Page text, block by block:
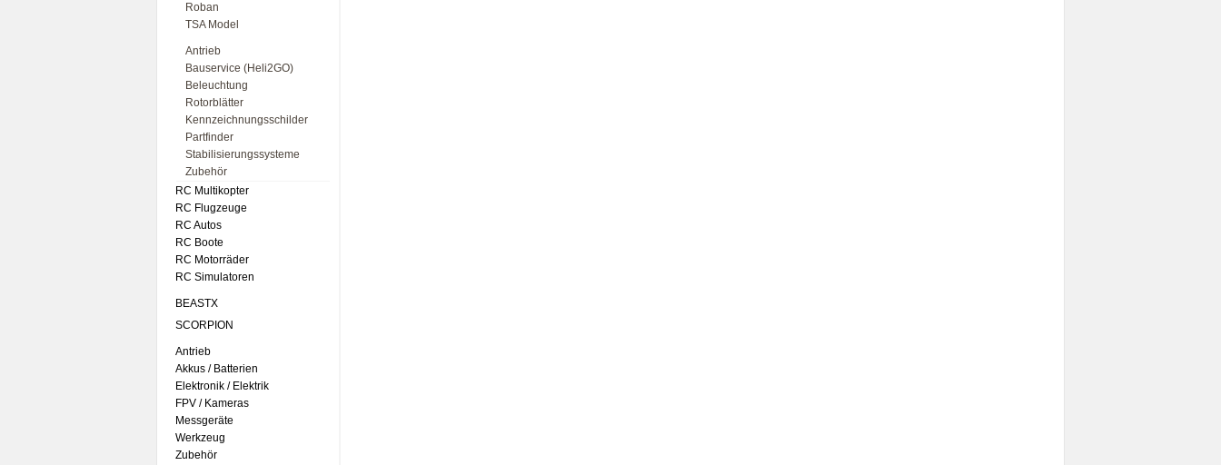
Roban
TSA Model
Antrieb
Bauservice (Heli2GO)
Beleuchtung
Rotorblätter
Kennzeichnungsschilder
Partfinder
Stabilisierungssysteme
Zubehör
RC Multikopter
RC Flugzeuge
RC Autos
RC Boote
RC Motorräder
RC Simulatoren
BEASTX
SCORPION
Antrieb
Akkus / Batterien
Elektronik / Elektrik
FPV / Kameras
Messgeräte
Werkzeug
Zubehör